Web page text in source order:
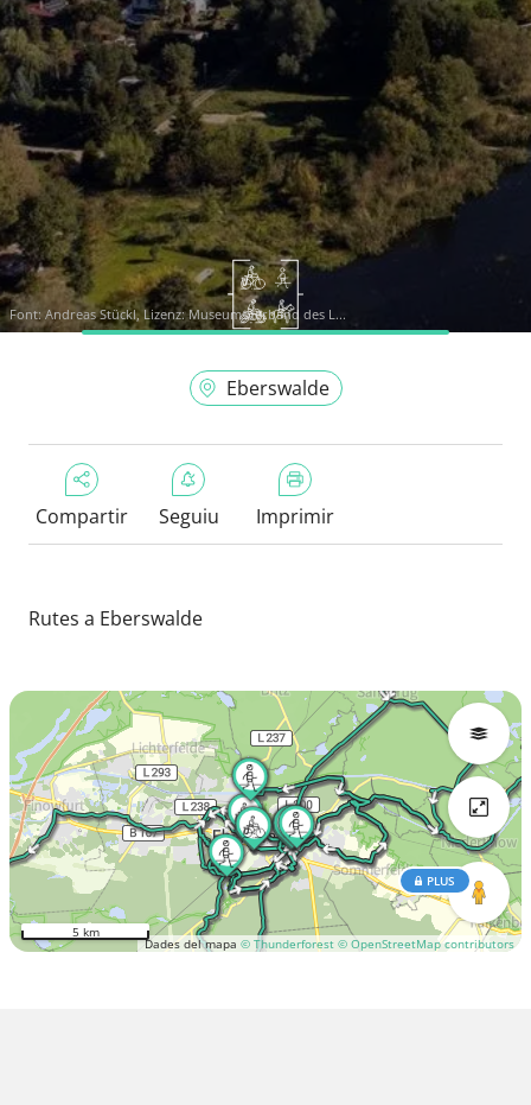
Font: Andreas Stückl, Lizenz: Museumsverband des L...
Eberswalde
Compartir Seguiu Imprimir
Rutes a Eberswalde
Dades del mapa © Thunderforest © OpenStreetMap contributors
PLUS
5 km